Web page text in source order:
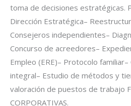
toma de decisiones estratégicas.
Dirección Estratégica–
Consejeros independientes–
Concurso de acreedores–
Empleo (ERE)– Protocolo
integral– Estudio de métodos y
valoración de puestos de trabajo
CORPORATIVAS.